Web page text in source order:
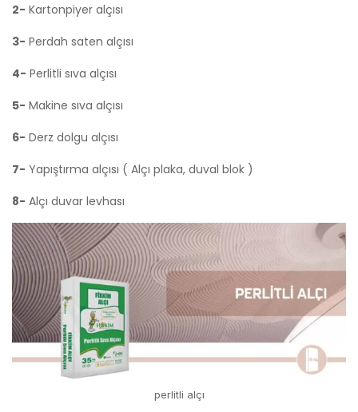
2- Kartonpiyer alçısı
3- Perdah saten alçısı
4- Perlitli sıva alçısı
5- Makine sıva alçısı
6- Derz dolgu alçısı
7- Yapıştırma alçısı ( Alçı plaka, duval blok )
8- Alçı duvar levhası
perlitli alçı